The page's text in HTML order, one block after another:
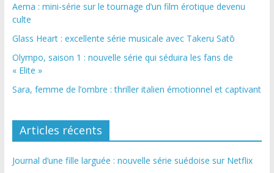
Aema : mini-série sur le tournage d’un film érotique devenu
culte
Glass Heart : excellente série musicale avec Takeru Satō
Olympo, saison 1 : nouvelle série qui séduira les fans de
« Elite »
Sara, femme de l’ombre : thriller italien émotionnel et captivant
Articles récents
Journal d’une fille larguée : nouvelle série suédoise sur Netflix